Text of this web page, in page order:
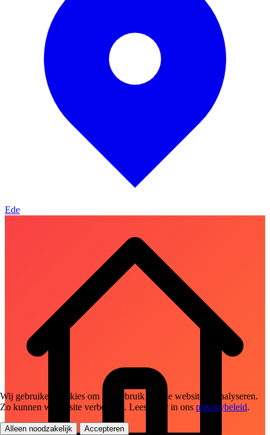
Ede
Wij gebruiken cookies om het gebruik van de website te analyseren.
Zo kunnen we de site verbeteren. Lees meer in ons privacybeleid.
Alleen noodzakelijk Accepteren